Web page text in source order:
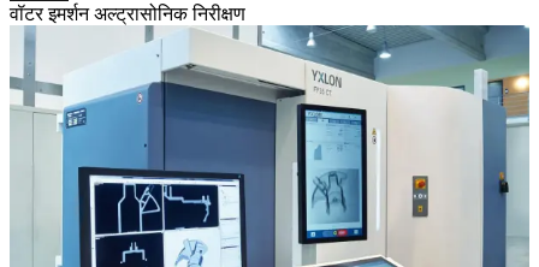
वॉटर इमर्शन अल्ट्रासोनिक निरीक्षण